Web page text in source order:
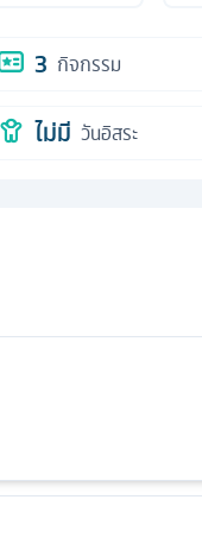
3 กิจกรรม
ไม่มี วันอิสระ